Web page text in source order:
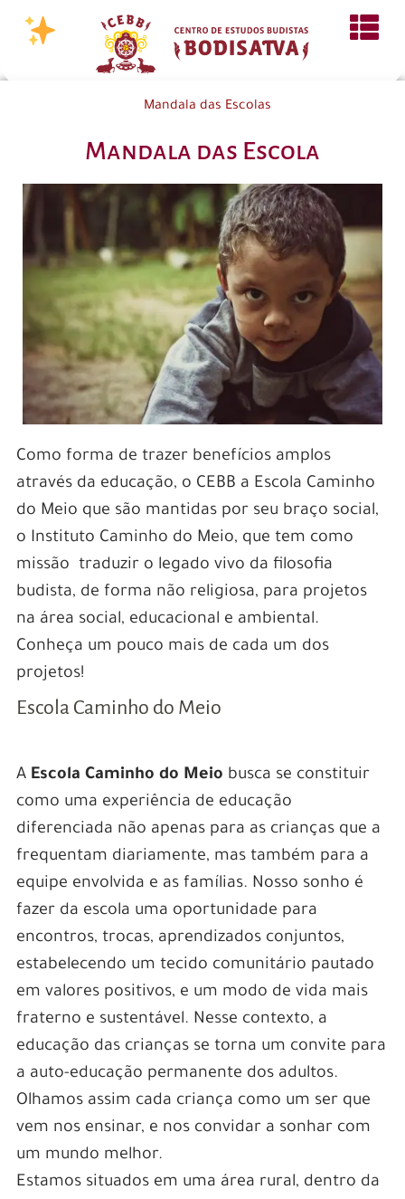
Mandala das Escolas
Mandala das Escola
Como forma de trazer benefícios amplos
através da educação, o CEBB a Escola Caminho
do Meio que são mantidas por seu braço social,
o Instituto Caminho do Meio, que tem como
missão traduzir o legado vivo da filosofia
budista, de forma não religiosa, para projetos
na área social, educacional e ambiental.
Conheça um pouco mais de cada um dos
projetos!
Escola Caminho do Meio
A Escola Caminho do Meio busca se constituir
como uma experiência de educação
diferenciada não apenas para as crianças que a
frequentam diariamente, mas também para a
equipe envolvida e as famílias. Nosso sonho é
fazer da escola uma oportunidade para
encontros, trocas, aprendizados conjuntos,
estabelecendo um tecido comunitário pautado
em valores positivos, e um modo de vida mais
fraterno e sustentável. Nesse contexto, a
educação das crianças se torna um convite para
a auto-educação permanente dos adultos.
Olhamos assim cada criança como um ser que
vem nos ensinar, e nos convidar a sonhar com
um mundo melhor.
Estamos situados em uma área rural, dentro da